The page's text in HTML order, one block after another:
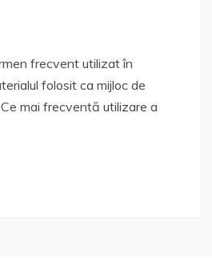
frecvent utilizat în
folosit ca mijloc de
mai frecventă utilizare a